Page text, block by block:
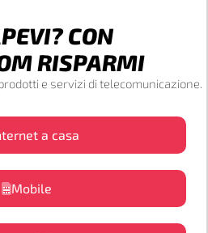
CON
RISPARMI
e servizi di telecomunicazione.
a casa
Mobile